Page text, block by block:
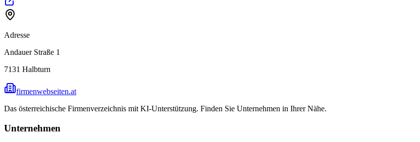
Adresse
Andauer Straße 1
7131 Halbturn
firmenwebseiten.at
Das österreichische Firmenverzeichnis mit KI-Unterstützung. Finden Sie Unternehmen in Ihrer Nähe.
Unternehmen